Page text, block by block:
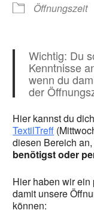
Öffnungszeit
Wichtig: Du
Kenntnisse
wenn du
der
Hier kannst du
TextilTreff
diesen Bereich
benötigst oder
Hier haben wir
damit unsere
können: